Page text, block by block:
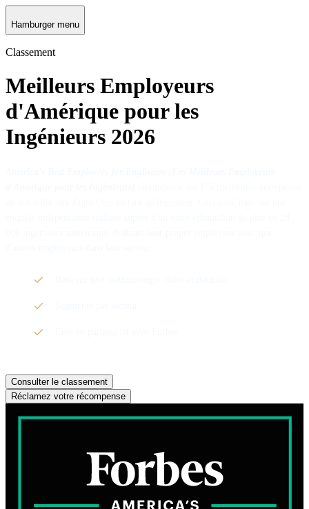
Hamburger menu
Classement
Meilleurs Employeurs
d'Amérique pour les
Ingénieurs 2026
Consulter le classement
Réclamez votre récompense